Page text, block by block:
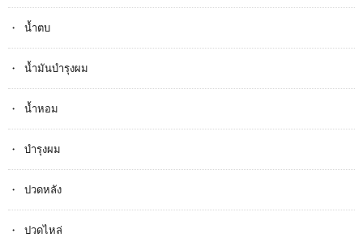
น้ำตบ
น้ำมันบำรุงผม
น้ำหอม
บำรุงผม
ปวดหลัง
ปวดไหล่